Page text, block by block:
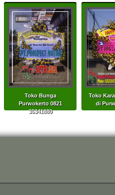
Toko Bunga
Purwokerto 0821
35341880
Toko
di